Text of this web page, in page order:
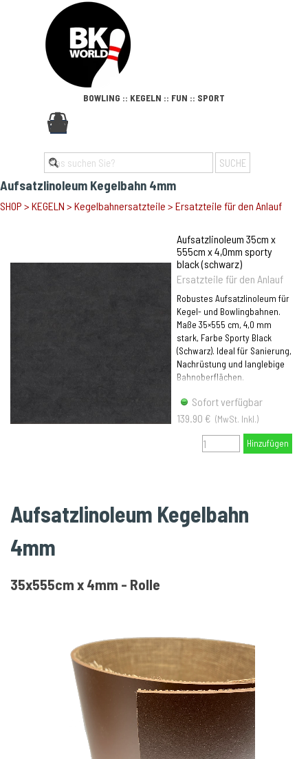
Direkt zum Seiteninhalt
0
SUCHE
Menü überspringen
BOWLING :: KEGELN :: FUN :: SPORT
Aufsatzlinoleum Kegelbahn 4mm
SHOP > KEGELN > Kegelbahnersatzteile > Ersatzteile für den Anlauf
Aufsatzlinoleum 35cm x
555cm x 4,0mm sporty
black (schwarz)
Ersatzteile für den Anlauf
Robustes Aufsatzlinoleum für
Kegel- und Bowlingbahnen.
Maße 35×555 cm, 4,0 mm
stark, Farbe Sporty Black
(Schwarz). Ideal für Sanierung,
Nachrüstung und langlebige
Bahnoberflächen.
Sofort verfügbar
139.90 € (MwSt. Inkl.)
Hinzufügen
Aufsatzlinoleum Kegelbahn
4mm
35x555cm x 4mm - Rolle